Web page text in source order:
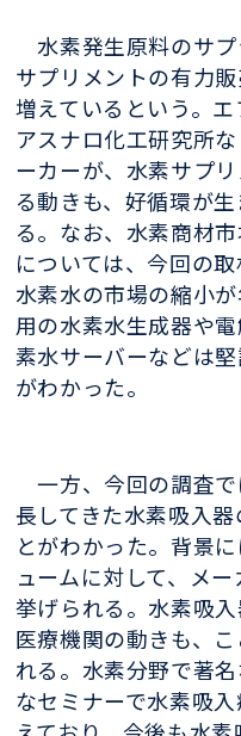
水素発生原料のサ
サプリメントの有力
増えているという。
アスナロ化工研究所
ーカーが、水素サプ
る動きも、好循環が
る。なお、水素商材
については、今回の
水素水の市場の縮小
用の水素水生成器や
素水サーバーなどは
がわかった。
一方、今回の調査
長してきた水素吸入
とがわかった。背景
ュームに対して、メ
挙げられる。水素吸
医療機関の動きも、
れる。水素分野で著
なセミナーで水素吸